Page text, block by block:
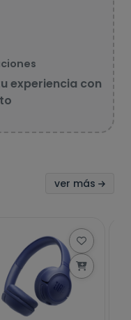
experiencia con
ver más